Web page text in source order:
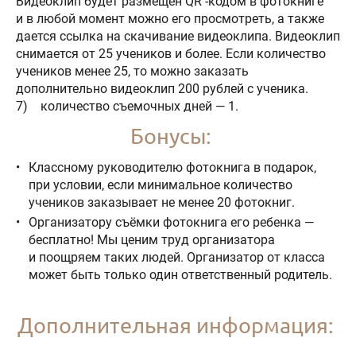
и в любой момент можно его просмотреть, а также
дается ссылка на скачивание видеоклипа. Видеоклип
снимается от 25 учеников и более. Если количество
учеников менее 25, то можно заказать
дополнительно видеоклип 200 рублей с ученика.
7) количество съемочных дней — 1.
Бонусы:
Классному руководителю фотокнига в подарок,
при условии, если минимальное количество
учеников заказывает не менее 20 фотокниг.
Организатору съёмки фотокнига его ребенка —
бесплатно! Мы ценим труд организатора
и поощряем таких людей. Организатор от класса
может быть только один ответственный родитель.
Дополнительная информация: